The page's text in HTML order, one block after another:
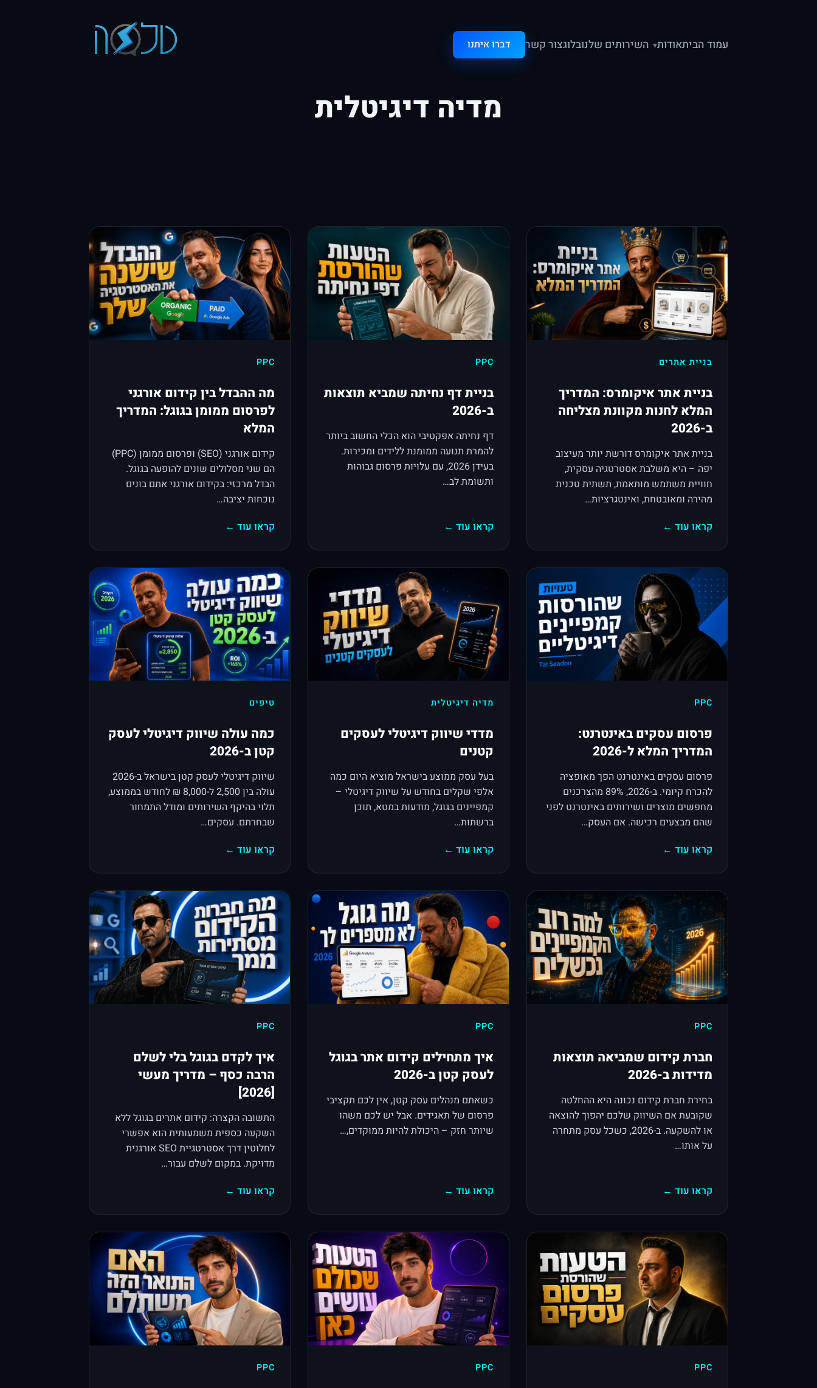
עמוד הביתאודות השירותים שלנובלוגצור קשר דברו איתנו
מדיה דיגיטלית
בניית אתרים
בניית אתר איקומרס: המדריך
המלא לחנות מקוונת מצליחה
ב-2026
בניית אתר איקומרס דורשת יותר מעיצוב
יפה – היא משלבת אסטרטגיה עסקית,
חוויית משתמש מותאמת, תשתית טכנית
מהירה ומאובטחת, ואינטגרציות…
קראו עוד ←
PPC
בניית דף נחיתה שמביא תוצאות
ב-2026
דף נחיתה אפקטיבי הוא הכלי החשוב ביותר
להמרת תנועה ממומנת ללידים ומכירות.
בעידן 2026, עם עלויות פרסום גבוהות
ותשומת לב…
קראו עוד ←
PPC
מה ההבדל בין קידום אורגני
לפרסום ממומן בגוגל: המדריך
המלא
קידום אורגני (SEO) ופרסום ממומן (PPC)
הם שני מסלולים שונים להופעה בגוגל.
הבדל מרכזי: בקידום אורגני אתם בונים
נוכחות יציבה…
קראו עוד ←
PPC
פרסום עסקים באינטרנט:
המדריך המלא ל-2026
פרסום עסקים באינטרנט הפך מאופציה
להכרח קיומי. ב-2026, 89% מהצרכנים
מחפשים מוצרים ושירותים באינטרנט לפני
שהם מבצעים רכישה. אם העסק…
קראו עוד ←
מדיה דיגיטלית
מדדי שיווק דיגיטלי לעסקים
קטנים
בעל עסק ממוצע בישראל מוציא היום כמה
אלפי שקלים בחודש על שיווק דיגיטלי –
קמפיינים בגוגל, מודעות במטא, תוכן
ברשתות…
קראו עוד ←
טיפים
כמה עולה שיווק דיגיטלי לעסק
קטן ב-2026
שיווק דיגיטלי לעסק קטן בישראל ב-2026
עולה בין 2,500 ל-8,000 ₪ לחודש בממוצע,
תלוי בהיקף השירותים ומודל התמחור
שבחרתם. עסקים…
קראו עוד ←
PPC
חברת קידום שמביאה תוצאות
מדידות ב-2026
בחירת חברת קידום נכונה היא ההחלטה
שקובעת אם השיווק שלכם יהפוך להוצאה
או להשקעה. ב-2026, כשכל עסק מתחרה
על אותו…
קראו עוד ←
PPC
איך מתחילים קידום אתר בגוגל
לעסק קטן ב-2026
כשאתם מנהלים עסק קטן, אין לכם תקציבי
פרסום של תאגידים. אבל יש לכם משהו
שיותר חזק – היכולת להיות ממוקדים,…
קראו עוד ←
PPC
איך לקדם בגוגל בלי לשלם
הרבה כסף – מדריך מעשי
[2026]
התשובה הקצרה: קידום אתרים בגוגל ללא
השקעה כספית משמעותית הוא אפשרי
לחלוטין דרך אסטרטגיית SEO אורגנית
מדויקת. במקום לשלם עבור…
קראו עוד ←
PPC
PPC
PPC